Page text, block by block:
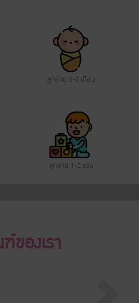
ลูกอายุ 0-3 เดือน
ลูกอายุ 1-2 ขวบ
องเรา